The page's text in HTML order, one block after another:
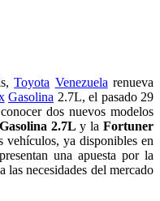
Toyota Venezuela renueva
Gasolina 2.7L, el pasado 29
dos nuevos modelos
2.7L y laFortuner
vehículos, ya disponibles en
una apuesta por la
necesidades del mercado